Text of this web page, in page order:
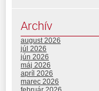
Archív
august 2026
júl 2026
jún 2026
máj 2026
apríl 2026
marec 2026